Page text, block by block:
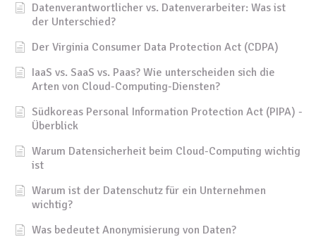
Datenverantwortlicher vs. Datenverarbeiter: Was ist
der Unterschied?
Der Virginia Consumer Data Protection Act (CDPA)
IaaS vs. SaaS vs. Paas? Wie unterscheiden sich die
Arten von Cloud-Computing-Diensten?
Südkoreas Personal Information Protection Act (PIPA) -
Überblick
Warum Datensicherheit beim Cloud-Computing wichtig
ist
Warum ist der Datenschutz für ein Unternehmen
wichtig?
Was bedeutet Anonymisierung von Daten?